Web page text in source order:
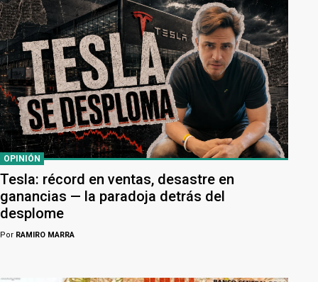
OPINIÓN
Tesla: récord en ventas, desastre en
ganancias — la paradoja detrás del
desplome
Por RAMIRO MARRA